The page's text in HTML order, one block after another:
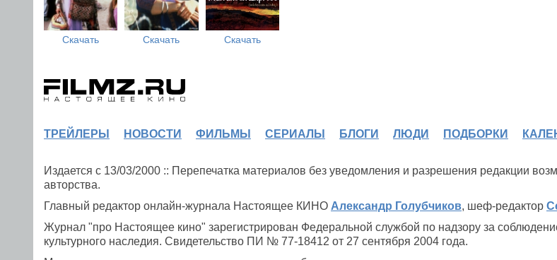
Скачать Скачать Скачать
ТРЕЙЛЕРЫ НОВОСТИ ФИЛЬМЫ СЕРИАЛЫ БЛОГИ ЛЮДИ ПОДБОРКИ
Издается с 13/03/2000 :: Перепечатка материалов без уведомления и разрешения редакции
авторства.
Главный редактор онлайн-журнала Настоящее КИНО Александр Голубчиков, шеф-редактор
Журнал "про Настоящее кино" зарегистрирован Федеральной службой по надзору за
культурного наследия. Свидетельство ПИ № 77-18412 от 27 сентября 2004 года.